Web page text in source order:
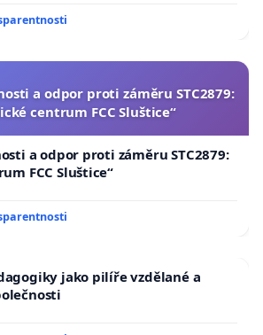
a odpor proti záměru STC2879:
centrum FCC Sluštice“
a odpor proti záměru STC2879:
FCC Sluštice“
jako pilíře vzdělané a